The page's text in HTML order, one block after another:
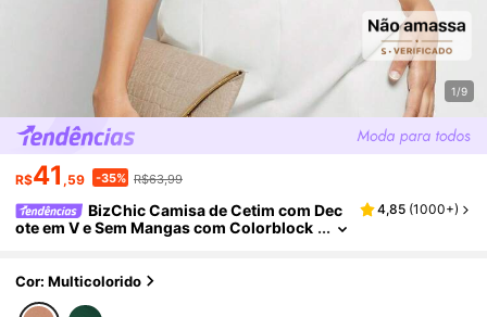
1/9
R$41 ,59 -35% R$63,99
BizChic Camisa de Cetim com Dec
ote em V e Sem Mangas com Colorblock
para Senhoras
4,85 (1000+)
Cor: Multicolorido